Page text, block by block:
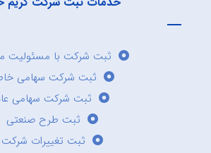
ثبت شرکت با مسئولیت
ثبت شرکت سهامی
ثبت شرکت سهامی
ثبت طرح صنعتی
ثبت تغییرات شرکت